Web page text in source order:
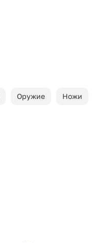
Оружие Ножи